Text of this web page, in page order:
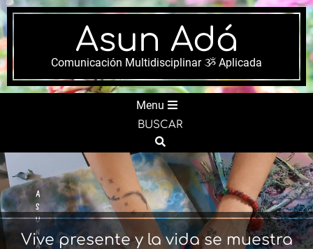
Skip
to
content
Asun Adá
Comunicación Multidisciplinar ૐ Aplicada
Menu
BUSCAR
Search
Vive presente y la vida se muestra